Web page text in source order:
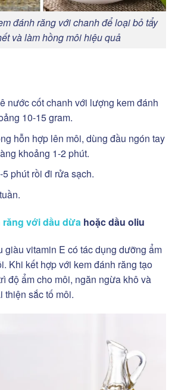
đánh răng với chanh để loại bỏ tẩy
và làm hồng môi hiệu quả
nước cốt chanh với lượng kem đánh
10-15 gram.
hỗn hợp lên môi, dùng đầu ngón tay
khoảng 1-2 phút.
phút rồi đi rửa sạch.
răng với dầu dừa hoặc dầu oliu
giàu vitamin E có tác dụng dưỡng ẩm
Khi kết hợp với kem đánh răng tạo
độ ẩm cho môi, ngăn ngừa khô và
thiện sắc tố môi.